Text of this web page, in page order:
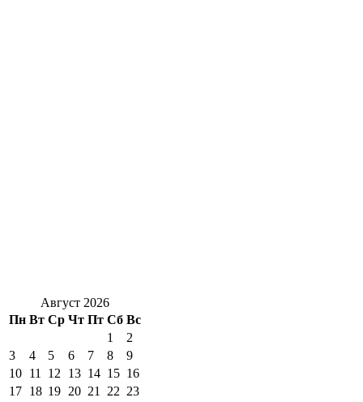
Август 2026
Пн Вт Ср Чт Пт Сб Вс
1
2
3
4 5 6 7 8
9
10 11 12 13 14 15 16
17 18 19 20 21 22 23